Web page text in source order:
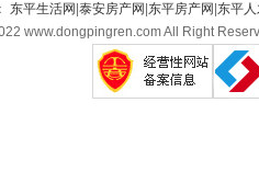
东平生活网 泰安房产网 东平房产网 东平人
www.dongpingren.com All Right